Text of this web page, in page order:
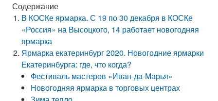
Содержание
В КОСКе ярмарка. С 19 по 30 декабря в КОСКе
«Россия» на Высоцкого, 14 работает новогодняя
ярмарка
Ярмарка екатеринбург 2020. Новогодние ярмарки
Екатеринбурга: где, что когда?
Фестиваль мастеров «Иван-да-Марья»
Новогодняя ярмарка в торговых центрах